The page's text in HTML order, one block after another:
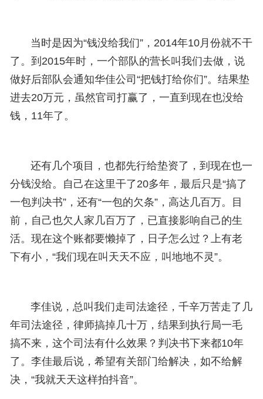
当时是因为“钱没给我们”，2014年10月份就不干
了。到2015年时，一个部队的营长叫我们去做，说
做好后部队会通知华佳公司“把钱打给你们”。结果垫
进去20万元，虽然官司打赢了，一直到现在也没给
钱，11年了。
还有几个项目，也都先行给垫资了，到现在也一
分钱没给。自己在这里干了20多年，最后只是“搞了
一包判决书”，还有“一包的欠条”，高达几百万。目
前，自己也欠人家几百万了，已直接影响自己的生
活。现在这个账都要懒掉了，日子怎么过？上有老
下有小，“我们现在叫天天不应，叫地地不灵”。
李佳说，总叫我们走司法途径，千辛万苦走了几
年司法途径，律师搞掉几十万，结果到执行局一毛
搞不来，这个司法有什么效果？判决书下来都10年
了。李佳最后说，希望有关部门给解决，如不给解
决，“我就天天这样拍抖音”。